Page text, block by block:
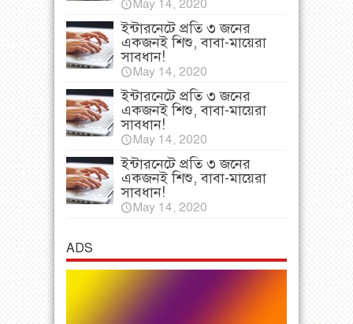
May 14, 2020
ইন্টারনেটে প্রতি ৩ জনের
একজনই শিশু, বাবা-মায়েরা
সাবধান!
May 14, 2020
ইন্টারনেটে প্রতি ৩ জনের
একজনই শিশু, বাবা-মায়েরা
সাবধান!
May 14, 2020
ইন্টারনেটে প্রতি ৩ জনের
একজনই শিশু, বাবা-মায়েরা
সাবধান!
May 14, 2020
ADS